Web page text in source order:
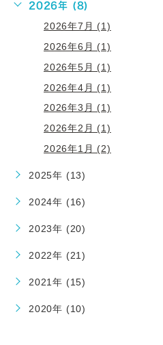
2026年 (8)
2026年7月 (1)
2026年6月 (1)
2026年5月 (1)
2026年4月 (1)
2026年3月 (1)
2026年2月 (1)
2026年1月 (2)
2025年 (13)
2024年 (16)
2023年 (20)
2022年 (21)
2021年 (15)
2020年 (10)